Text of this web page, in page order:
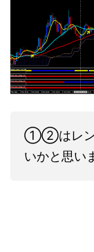
①②はレン
いかと思い